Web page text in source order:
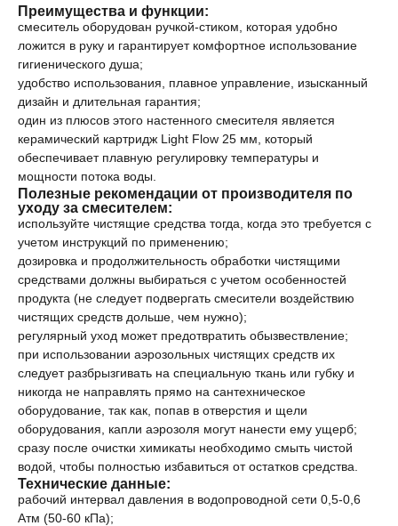
Преимущества и функции:
смеситель оборудован ручкой-стиком, которая удобно
ложится в руку и гарантирует комфортное использование
гигиенического душа;
удобство использования, плавное управление, изысканный
дизайн и длительная гарантия;
один из плюсов этого настенного смесителя является
керамический картридж Light Flow 25 мм, который
обеспечивает плавную регулировку температуры и
мощности потока воды.
Полезные рекомендации от производителя по
уходу за смесителем:
используйте чистящие средства тогда, когда это требуется с
учетом инструкций по применению;
дозировка и продолжительность обработки чистящими
средствами должны выбираться с учетом особенностей
продукта (не следует подвергать смесители воздействию
чистящих средств дольше, чем нужно);
регулярный уход может предотвратить обызвествление;
при использовании аэрозольных чистящих средств их
следует разбрызгивать на специальную ткань или губку и
никогда не направлять прямо на сантехническое
оборудование, так как, попав в отверстия и щели
оборудования, капли аэрозоля могут нанести ему ущерб;
сразу после очистки химикаты необходимо смыть чистой
водой, чтобы полностью избавиться от остатков средства.
Технические данные:
рабочий интервал давления в водопроводной сети 0,5-0,6
Атм (50-60 кПа);